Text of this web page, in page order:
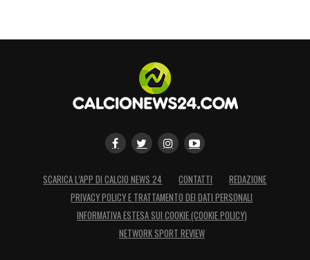
SCARICA L’APP DI CALCIO NEWS 24 CONTATTI
REDAZIONE
PRIVACY POLICY E TRATTAMENTO DEI DATI PERSONALI
INFORMATIVA ESTESA SUI COOKIE (COOKIE POLICY)
NETWORK SPORT REVIEW